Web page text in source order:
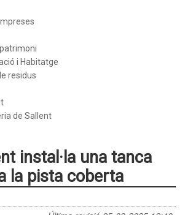
i Habitatge
residus
de Sallent
instal·la una tanca
la pista coberta